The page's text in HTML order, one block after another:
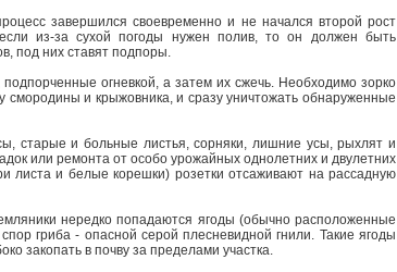
завершился своевременно и не начался второй рост
из-за сухой погоды нужен полив, то он должен быть
под них ставят подпоры.
огневкой, а затем их сжечь. Необходимо зорко
смородины и крыжовника, и сразу уничтожать обнаруженные
старые и больные листья, сорняки, лишние усы, рыхлят и
или ремонта от особо урожайных однолетних и двулетних
листа и белые корешки) розетки отсаживают на рассадную
нередко попадаются ягоды (обычно расположенные
гриба - опасной серой плесневидной гнили. Такие ягоды
закопать в почву за пределами участка.